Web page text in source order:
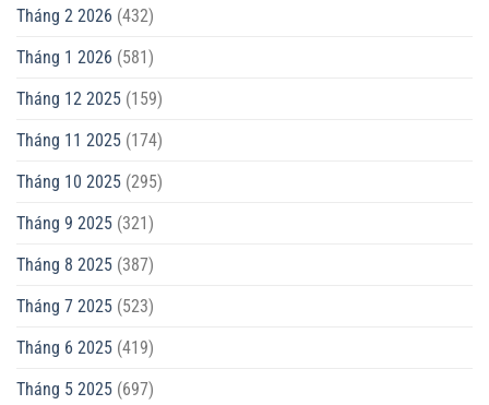
Tháng 2 2026 (432)
Tháng 1 2026 (581)
Tháng 12 2025 (159)
Tháng 11 2025 (174)
Tháng 10 2025 (295)
Tháng 9 2025 (321)
Tháng 8 2025 (387)
Tháng 7 2025 (523)
Tháng 6 2025 (419)
Tháng 5 2025 (697)